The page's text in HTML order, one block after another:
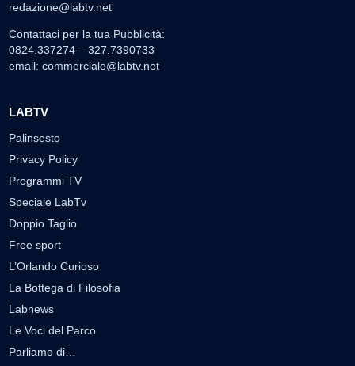
redazione@labtv.net
Contattaci per la tua Pubblicità:
0824.337274 – 327.7390733
email: commerciale@labtv.net
LABTV
Palinsesto
Privacy Policy
Programmi TV
Speciale LabTv
Doppio Taglio
Free sport
L’Orlando Curioso
La Bottega di Filosofia
Labnews
Le Voci del Parco
Parliamo di…